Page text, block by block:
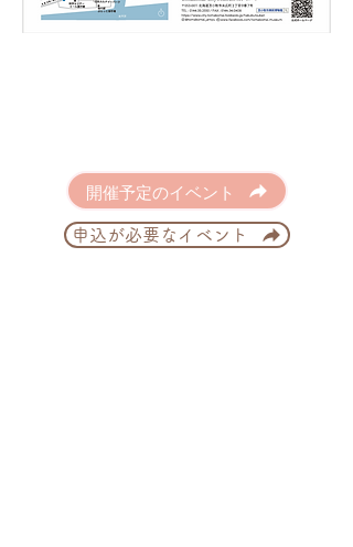
開催予定のイベント
申込が必要なイベント